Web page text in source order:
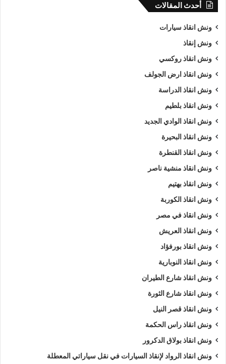
ونش انقاذ سيارات
من اهم اسباب نجاح شركة الرواد لـرفع و
الكبيرة في استغلال الوقت وتقديم خدمة
عالية باقل سعر وأن نصبح من
ونش انقاذ سيارات
المحافظات كما ننافس الشركات الاخري في مصر كما نسعى دائما
الي تحقيق اهدافنا و تحقيق كل متطلبات العميل في خدمة
السيارات.
ويمكنك ايضا طلب
اذا كنت تمتلك سيارة وتعطلت بك في الجونة وتبحث عن
انقاذ
, لا داعي للقلق والبحث الكثير ,
الجونةلأنقاذك متوفر لدينا
انقاذ سيارات,ونش انقاذ دراجة نارية
انقاذ سيارات نقل,
ونش نقل قوارب).
طلبونش انقاذ سيارات
طلبونش انقاذ سيارات
طلبونش انقاذ سيارات
طلبونش انقاذ سياراتلنقلك لاقرب مركز صيانة.
أحدث المقالات
ونش انقاذ سيارات
ونش إنقاذ
ونش انقاذ روكسي
ونش انقاذ ارض الجولف
ونش انقاذ الدراسة
ونش انقاذ بلطيم
ونش انقاذ الوادي الجديد
ونش انقاذ البحيرة
ونش انقاذ القنطرة
ونش انقاذ منشية ناصر
ونش انقاذ بهتيم
ونش انقاذ الكوربة
ونش انقاذ في مصر
ونش انقاذ العريش
ونش انقاذ بورفؤاد
ونش انقاذ النوبارية
ونش انقاذ شارع الطيران
ونش انقاذ شارع الثورة
ونش انقاذ قصر النيل
ونش انقاذ راس الحكمة
ونش انقاذ بولاق الدكرور
ونش انقاذ الرواد لإنقاذ السيارات في نقل سياراتي المعطلة